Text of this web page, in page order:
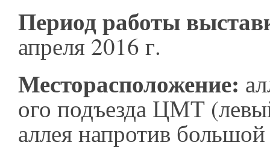
Период работы
апреля 2016 г.
Месторасположение:
ого подъезда ЦМТ
аллея напротив большой